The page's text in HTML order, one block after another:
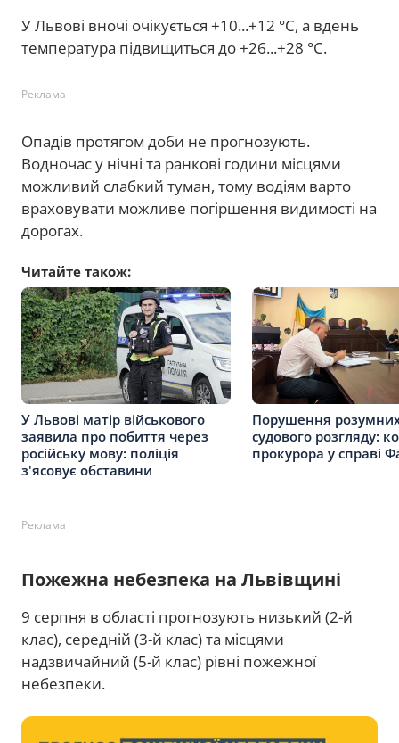
У Львові вночі очікується +10...+12 °C, а вдень
температура підвищиться до +26...+28 °C.
Реклама
Опадів протягом доби не прогнозують.
Водночас у нічні та ранкові години місцями
можливий слабкий туман, тому водіям варто
враховувати можливе погіршення видимості на
дорогах.
Читайте також:
У Львові матір військового
заявила про побиття через
російську мову: поліція
з'ясовує обставини
Порушення розумних
судового розгляду:
прокурора у справі
Реклама
Пожежна небезпека на Львівщині
9 серпня в області прогнозують низький (2-й
клас), середній (3-й клас) та місцями
надзвичайний (5-й клас) рівні пожежної
небезпеки.